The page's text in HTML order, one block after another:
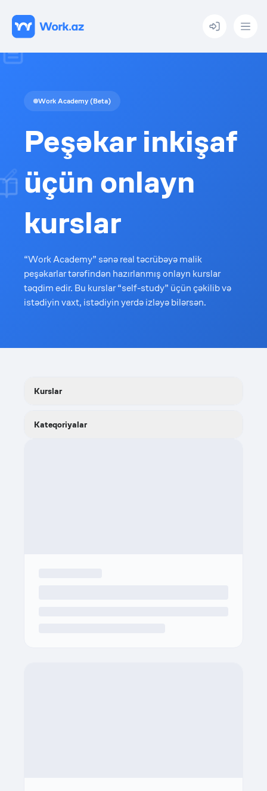
Menu
Work Academy (Beta)
Peşəkar inkişaf
üçün onlayn
kurslar
“Work Academy” sənə real təcrübəyə malik
peşəkarlar tərəfindən hazırlanmış onlayn kurslar
təqdim edir. Bu kurslar “self-study” üçün çəkilib və
istədiyin vaxt, istədiyin yerdə izləyə bilərsən.
Kurslar
Kateqoriyalar